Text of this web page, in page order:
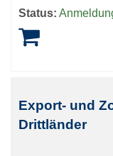
Status:
Export- und
Drittländer